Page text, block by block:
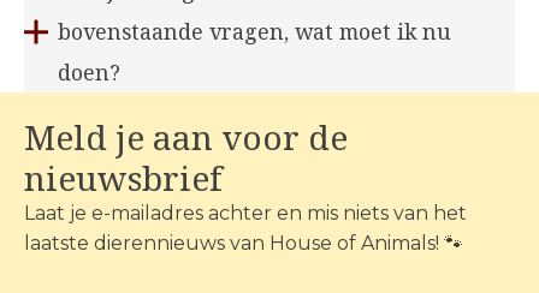
bovenstaande vragen, wat moet ik nu
doen?
Meld je aan voor de
nieuwsbrief
Laat je e-mailadres achter en mis niets van het
laatste dierennieuws van House of Animals! 🐾